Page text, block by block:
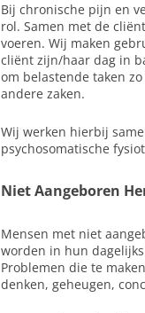
Bij chronische pijn en
rol. Samen met de
voeren. Wij maken
cliënt zijn/haar dag in
om belastende taken
andere zaken.
Wij werken hierbij
psychosomatische
Niet Aangeboren
Mensen met niet
worden in hun
Problemen die te
denken, geheugen,